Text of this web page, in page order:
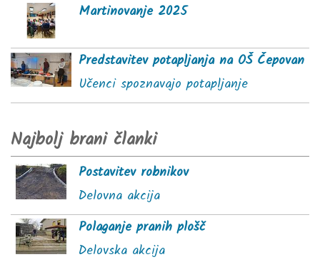
Martinovanje 2025
Predstavitev potapljanja na OŠ Čepovan
Učenci spoznavajo potapljanje
Najbolj brani članki
Postavitev robnikov
Delovna akcija
Polaganje pranih plošč
Delovska akcija